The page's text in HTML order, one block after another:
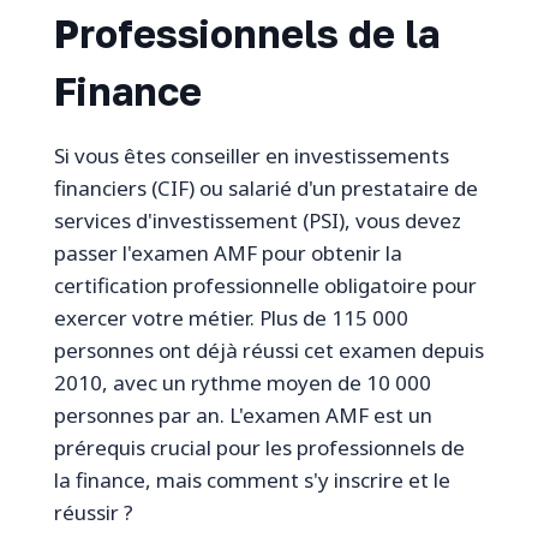
Professionnels de la
Finance
Si vous êtes conseiller en investissements
financiers (CIF) ou salarié d'un prestataire de
services d'investissement (PSI), vous devez
passer l'examen AMF pour obtenir la
certification professionnelle obligatoire pour
exercer votre métier. Plus de 115 000
personnes ont déjà réussi cet examen depuis
2010, avec un rythme moyen de 10 000
personnes par an. L'examen AMF est un
prérequis crucial pour les professionnels de
la finance, mais comment s'y inscrire et le
réussir ?